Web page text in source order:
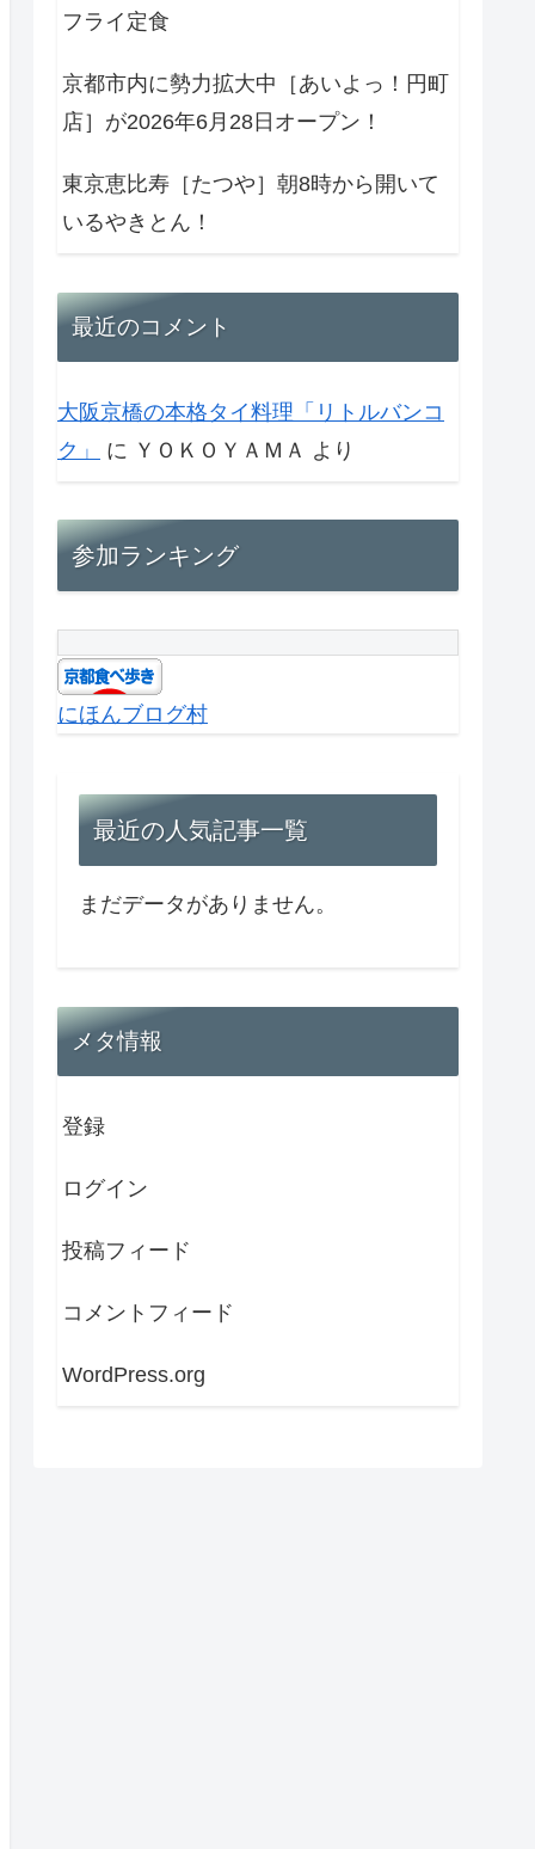
フライ定食
京都市内に勢力拡大中［あいよっ！円町
店］が2026年6月28日オープン！
東京恵比寿［たつや］朝8時から開いて
いるやきとん！
最近のコメント
大阪京橋の本格タイ料理「リトルバンコ
ク」
に ＹＯＫＯＹＡＭＡ より
参加ランキング
にほんブログ村
最近の人気記事一覧
まだデータがありません。
メタ情報
登録
ログイン
投稿フィード
コメントフィード
WordPress.org